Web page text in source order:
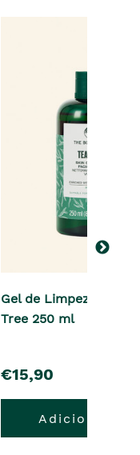
Gel de Limpeza Facial
Tree 250 ml
pre�o
€15,90
Adicionar